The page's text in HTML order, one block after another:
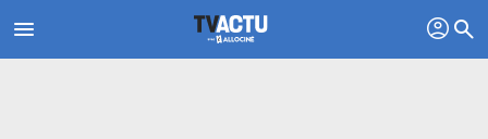
menu profil search